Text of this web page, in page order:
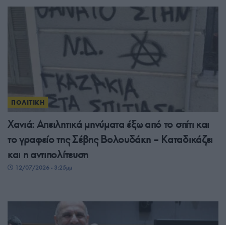
ΠΟΛΙΤΙΚΗ
Χανιά: Απειλητικά μηνύματα έξω από το σπίτι και
το γραφείο της Σέβης Βολουδάκη – Καταδικάζει
και η αντιπολίτευση
12/07/2026 - 3:25μμ